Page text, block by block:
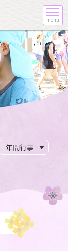
menu
年間行事